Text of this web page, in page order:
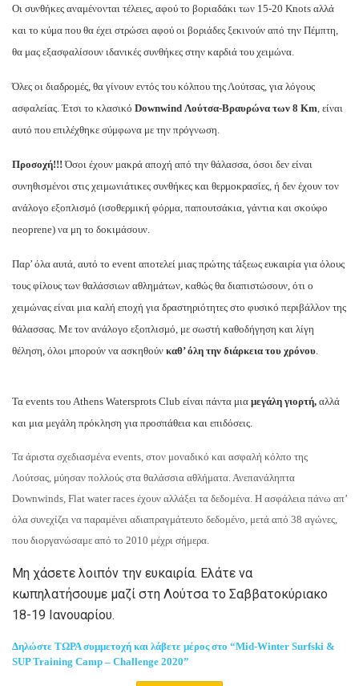
Οι συνθήκες αναμένονται τέλειες, αφού το βοριαδάκι των 15-20 Knots αλλά
και το κύμα που θα έχει στρώσει αφού οι βοριάδες ξεκινούν από την Πέμπτη,
θα μας εξασφαλίσουν ιδανικές συνθήκες στην καρδιά του χειμώνα.
Όλες οι διαδρομές, θα γίνουν εντός του κόλπου της Λούτσας, για λόγους
ασφαλείας. Έτσι το κλασικό Downwind Λούτσα-Βραυρώνα των 8 Km, είναι
αυτό που επιλέχθηκε σύμφωνα με την πρόγνωση.
Προσοχή!!!Όσοι έχουν μακρά αποχή από την θάλασσα, όσοι δεν είναι
συνηθισμένοι στις χειμωνιάτικες συνθήκες και θερμοκρασίες, ή δεν έχουν τον
ανάλογο εξοπλισμό (ισοθερμική φόρμα, παπουτσάκια, γάντια και σκούφο
neoprene) να μη το δοκιμάσουν.
Παρ’ όλα αυτά, αυτό το event αποτελεί μιας πρώτης τάξεως ευκαιρία για όλους
τους φίλους των θαλάσσιων αθλημάτων, καθώς θα διαπιστώσουν, ότι ο
χειμώνας είναι μια καλή εποχή για δραστηριότητες στο φυσικό περιβάλλον της
θάλασσας. Με τον ανάλογο εξοπλισμό, με σωστή καθοδήγηση και λίγη
θέληση, όλοι μπορούν να ασκηθούν καθ’ όλη την διάρκεια του χρόνου.
Τα events του Athens Watersprots Club είναι πάντα μια μεγάλη γιορτή, αλλά
και μια μεγάλη πρόκληση για προσπάθεια και επιδόσεις.
Τα άριστα σχεδιασμένα events, στον μοναδικό και ασφαλή κόλπο της
Λούτσας, μύησαν πολλούς στα θαλάσσια αθλήματα. Ανεπανάληπτα
Downwinds, Flat water races έχουν αλλάξει τα δεδομένα. Η ασφάλεια πάνω απ’
όλα συνεχίζει να παραμένει αδιαπραγμάτευτο δεδομένο, μετά από 38 αγώνες,
που διοργανώσαμε από το 2010 μέχρι σήμερα.
Μη χάσετε λοιπόν την ευκαιρία. Ελάτε να
κωπηλατήσουμε μαζί στη Λούτσα το Σαββατοκύριακο
18-19 Ιανουαρίου.
Δηλώστε ΤΩΡΑ συμμετοχή και λάβετε μέρος στο “Mid-Winter Surfski &
SUP Training Camp – Challenge 2020”